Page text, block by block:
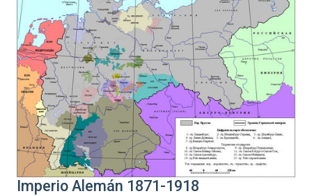
Imperio Alemán 1871-1918